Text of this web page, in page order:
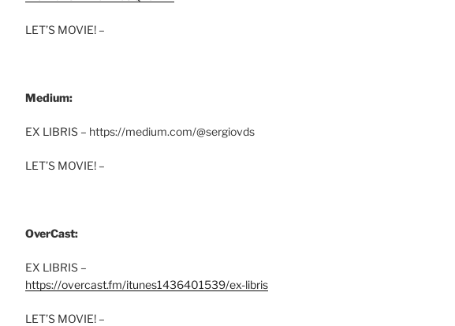
LET’S MOVIE! –
Medium:
EX LIBRIS – https://medium.com/@sergiovds
LET’S MOVIE! –
OverCast:
EX LIBRIS –
https://overcast.fm/itunes1436401539/ex-libris
LET’S MOVIE! –